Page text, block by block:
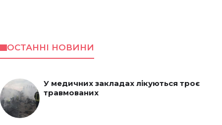
ОСТАННІ НОВИНИ
У медичних закладах лікуються троє
травмованих